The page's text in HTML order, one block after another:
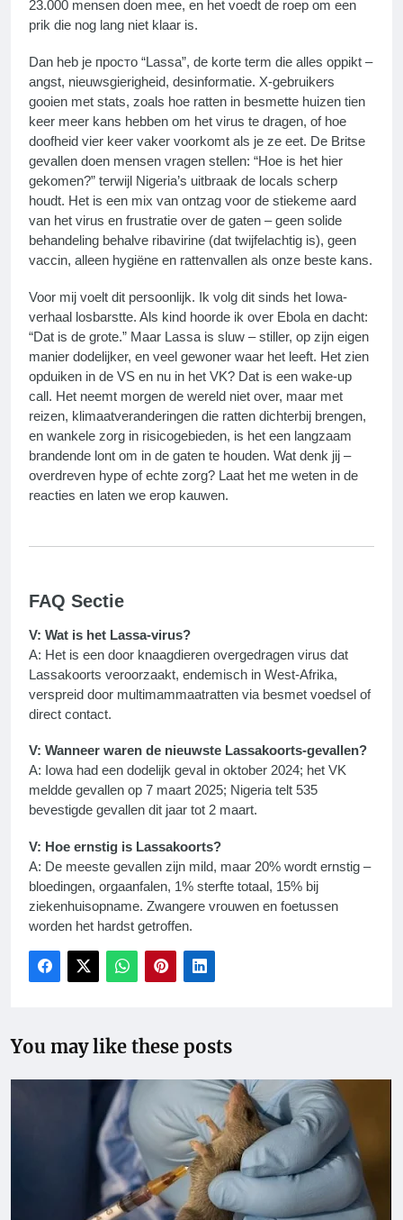
23.000 mensen doen mee, en het voedt de roep om een
prik die nog lang niet klaar is.
Dan heb je просто “Lassa”, de korte term die alles oppikt –
angst, nieuwsgierigheid, desinformatie. X-gebruikers
gooien met stats, zoals hoe ratten in besmette huizen tien
keer meer kans hebben om het virus te dragen, of hoe
doofheid vier keer vaker voorkomt als je ze eet. De Britse
gevallen doen mensen vragen stellen: “Hoe is het hier
gekomen?” terwijl Nigeria’s uitbraak de locals scherp
houdt. Het is een mix van ontzag voor de stiekeme aard
van het virus en frustratie over de gaten – geen solide
behandeling behalve ribavirine (dat twijfelachtig is), geen
vaccin, alleen hygiëne en rattenvallen als onze beste kans.
Voor mij voelt dit persoonlijk. Ik volg dit sinds het Iowa-
verhaal losbarstte. Als kind hoorde ik over Ebola en dacht:
“Dat is de grote.” Maar Lassa is sluw – stiller, op zijn eigen
manier dodelijker, en veel gewoner waar het leeft. Het zien
opduiken in de VS en nu in het VK? Dat is een wake-up
call. Het neemt morgen de wereld niet over, maar met
reizen, klimaatveranderingen die ratten dichterbij brengen,
en wankele zorg in risicogebieden, is het een langzaam
brandende lont om in de gaten te houden. Wat denk jij –
overdreven hype of echte zorg? Laat het me weten in de
reacties en laten we erop kauwen.
FAQ Sectie
V: Wat is het Lassa-virus?
A: Het is een door knaagdieren overgedragen virus dat
Lassakoorts veroorzaakt, endemisch in West-Afrika,
verspreid door multimammaatratten via besmet voedsel of
direct contact.
V: Wanneer waren de nieuwste Lassakoorts-gevallen?
A: Iowa had een dodelijk geval in oktober 2024; het VK
meldde gevallen op 7 maart 2025; Nigeria telt 535
bevestigde gevallen dit jaar tot 2 maart.
V: Hoe ernstig is Lassakoorts?
A: De meeste gevallen zijn mild, maar 20% wordt ernstig –
bloedingen, orgaanfalen, 1% sterfte totaal, 15% bij
ziekenhuisopname. Zwangere vrouwen en foetussen
worden het hardst getroffen.
You may like these posts